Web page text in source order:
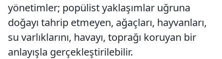
yönetimler; popülist yaklaşımlar uğruna
doğayı tahrip etmeyen, ağaçları, hayvanları,
su varlıklarını, havayı, toprağı koruyan bir
anlayışla gerçekleştirilebilir.